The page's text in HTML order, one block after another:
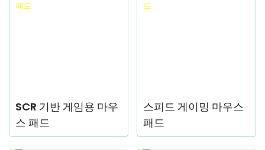
SCR 기반 게임용 마우
스 패드
스피드 게이밍 마우스
패드